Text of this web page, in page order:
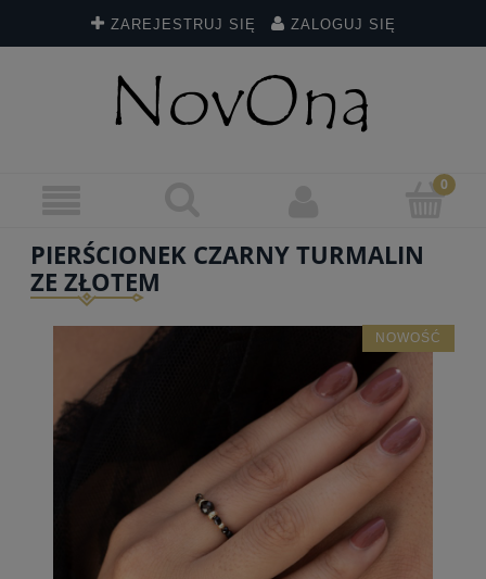
ZAREJESTRUJ SIĘ ZALOGUJ SIĘ
PIERŚCIONEK CZARNY TURMALIN
ZE ZŁOTEM
NOWOŚĆ